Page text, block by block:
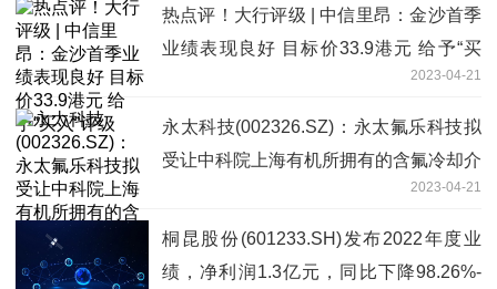
热点评！大行评级 | 中信里昂：金沙首季
业绩表现良好 目标价33.9港元 给予“买
2023-04-21
永太科技(002326.SZ)：永太氟乐科技拟
受让中科院上海有机所拥有的含氟冷却介
2023-04-21
桐昆股份(601233.SH)发布2022年度业
绩，净利润1.3亿元，同比下降98.26%-